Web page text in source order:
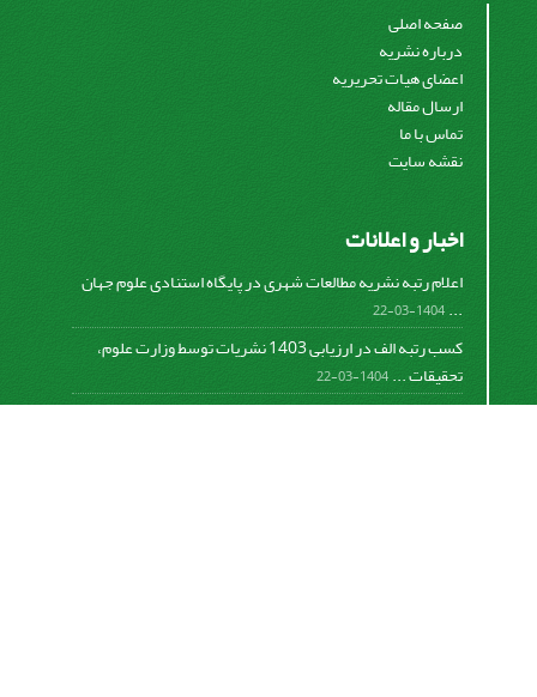
صفحه اصلی
درباره نشریه
اعضای هیات تحریریه
ارسال مقاله
تماس با ما
نقشه سایت
اخبار و اعلانات
اعلام رتبه نشریه مطالعات شهری در پایگاه استنادی علوم جهان
...
1404-03-22
کسب رتبه الف در ارزیابی 1403 نشریات توسط وزارت علوم،
تحقیقات ...1404-03-22
کسب رتبه الف در ارزیابی 1401 نشریات توسط وزارت علوم،